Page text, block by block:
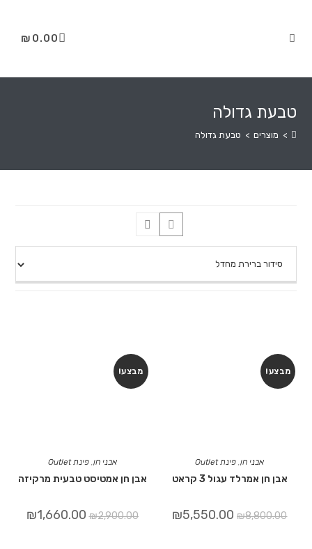
₪ 0.00
טבעת גדולה
> מוצרים > טבעת גדולה
מבצע!
אבני חן,פינת Outlet
אבן חן אמטיסט טבעית מרקיזה
₪2,900.00
₪1,660.00
מבצע!
אבני חן, פינת Outlet
אבן חן אמרלד עגול 3 קראט
₪8,800.00
₪5,550.00